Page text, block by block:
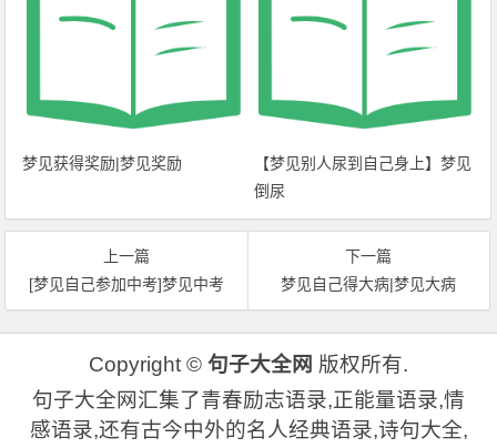
梦见获得奖励|梦见奖励
【梦见别人尿到自己身上】梦见
倒尿
上一篇
[梦见自己参加中考]梦见中考
下一篇
梦见自己得大病|梦见大病
Copyright © 句子大全网 版权所有.
句子大全网汇集了青春励志语录,正能量语录,情
感语录,还有古今中外的名人经典语录,诗句大全,